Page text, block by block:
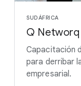
SUDÁFRICA
Q Networq
Capacitación
para derribar
empresarial.